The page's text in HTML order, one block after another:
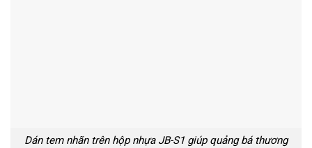
Dán tem nhãn trên hộp nhựa JB-S1 giúp quảng bá thương